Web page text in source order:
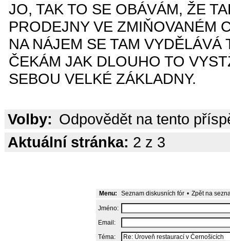
JO, TAK TO SE OBÁVÁM, ŽE
PRODEJNY VE ZMIŇOVANÉM
NA NÁJEM SE TAM VYDĚLÁVÁ
ČEKÁM JAK DLOUHO TO
SEBOU VELKÉ ZÁKLADNY.
Volby: Odpovědět na tento
Aktuální stránka: 2 z 3
Menu: Seznam diskusních fór • Zpět na
Jméno:
Email:
Téma: